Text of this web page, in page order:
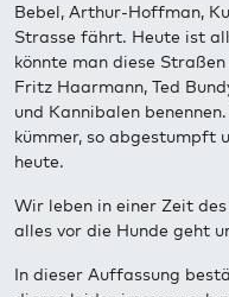
Bebel, Arthur-Hoffman,
Strasse fährt. Heute ist
könnte man diese
Fritz Haarmann, Ted
und Kannibalen
kümmer, so abgestumpft
heute.
Wir leben in einer Zeit
alles vor die Hunde geht
In dieser Auffassung